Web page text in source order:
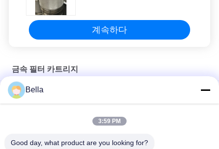
정
책
계속하다
금속 필터 카트리지
열 저항성 소결 금속 필터 캐트리지, 6 um 금속 필터 엘리멘트
Bella
3:59 PM
Good day, what product are you looking for?